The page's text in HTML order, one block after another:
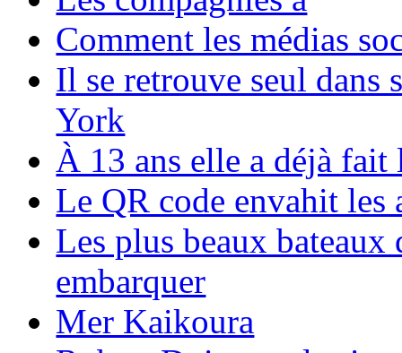
Comment les médias
Il se retrouve seul dans
York
À 13 ans elle a déjà
Le QR code envahit les
Les plus beaux bateaux
embarquer
Mer Kaikoura